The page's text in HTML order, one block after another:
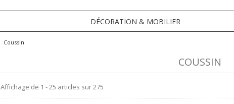
DÉCORATION & MOBILIER
Coussin
COUSSIN
Affichage de 1 - 25 articles sur 275